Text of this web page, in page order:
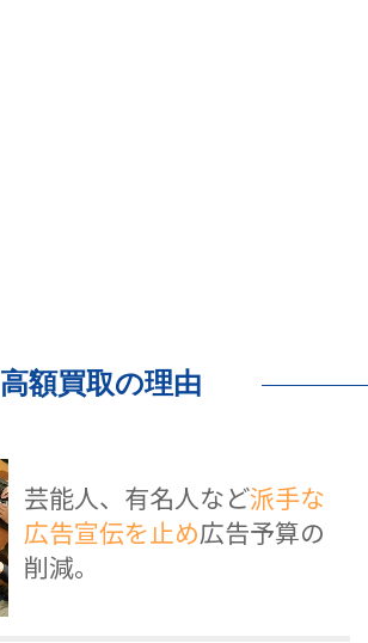
高額買取の理由
芸能人、有名人など派手な
広告宣伝を止め広告予算の
削減。